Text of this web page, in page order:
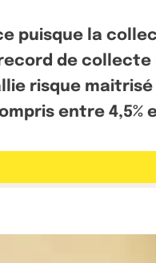
puisque la
de
risque
entre 4,5%